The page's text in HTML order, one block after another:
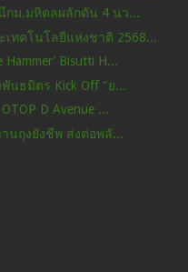
กม.มหิดลผลักดัน 4 นว...
เทคโนโลยีแห่งชาติ 2568...
Bisutti H...
นธมิตร Kick Off "ย...
D Avenue ...
นถุงยังชีพ ส่งต่อพลั...